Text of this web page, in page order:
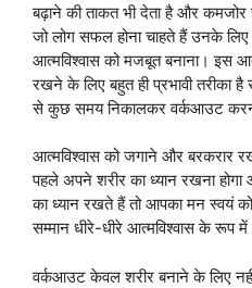
बढ़ाने की ताकत भी देता है और कमजोर
जो लोग सफल होना चाहते हैं उनके
आत्मविश्वास को मजबूत बनाना। इस
रखने के लिए बहुत ही प्रभावी तरीका
से कुछ समय निकालकर वर्कआउट
आत्मविश्वास को जगाने और बरकरार
पहले अपने शरीर का ध्यान रखना
का ध्यान रखते हैं तो आपका मन स्वयं
सम्मान धीरे-धीरे आत्मविश्वास के रूप
वर्कआउट केवल शरीर बनाने के लिए नहीं